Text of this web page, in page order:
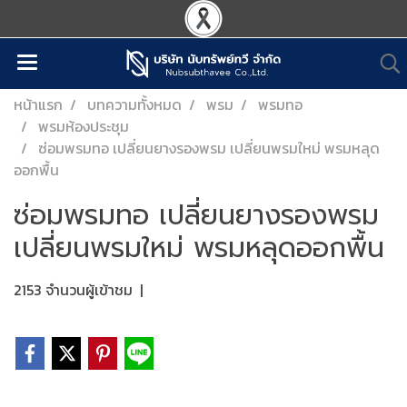
หน้าแรก บทความทั้งหมด พรม
พรมทอ
พรมห้องประชุม
ซ่อมพรมทอ เปลี่ยนยางรองพรม เปลี่ยนพรมใหม่ พรมหลุด
ออกพื้น
ซ่อมพรมทอ เปลี่ยนยางรองพรม
เปลี่ยนพรมใหม่ พรมหลุดออกพื้น
2153 จำนวนผู้เข้าชม |